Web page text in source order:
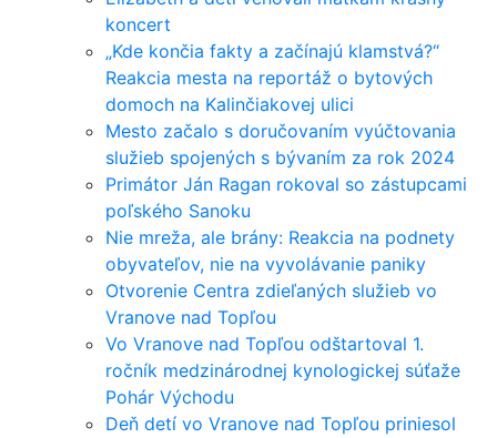
koncert
„Kde končia fakty a začínajú klamstvá?“
Reakcia mesta na reportáž o bytových
domoch na Kalinčiakovej ulici
Mesto začalo s doručovaním vyúčtovania
služieb spojených s bývaním za rok 2024
Primátor Ján Ragan rokoval so zástupcami
poľského Sanoku
Nie mreža, ale brány: Reakcia na podnety
obyvateľov, nie na vyvolávanie paniky
Otvorenie Centra zdieľaných služieb vo
Vranove nad Topľou
Vo Vranove nad Topľou odštartoval 1.
ročník medzinárodnej kynologickej súťaže
Pohár Východu
Deň detí vo Vranove nad Topľou priniesol